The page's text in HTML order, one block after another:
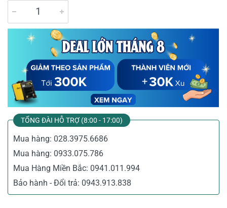
TỔNG ĐÀI HỖ TRỢ (8:00 - 17:00)
Mua hàng: 028.3975.6686
Mua hàng: 0933.075.786
Mua Hàng Miền Bắc: 0941.011.994
Bảo hành - Đổi trả: 0943.913.838